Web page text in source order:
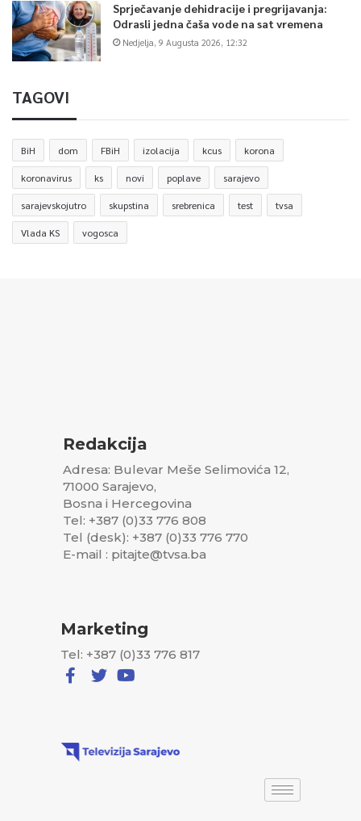
Sprječavanje dehidracije i pregrijavanja:
Odrasli jedna čaša vode na sat vremena
Nedjelja, 9 Augusta 2026, 12:32
TAGOVI
BiH dom FBiH izolacija kcus korona
koronavirus ks novi poplave sarajevo
sarajevskojutro skupstina srebrenica test tvsa
Vlada KS vogosca
Redakcija
Adresa: Bulevar Meše Selimovića 12,
71000 Sarajevo,
Bosna i Hercegovina
Tel: +387 (0)33 776 808
Tel (desk): +387 (0)33 776 770
E-mail : pitajte@tvsa.ba
Marketing
Tel: +387 (0)33 776 817